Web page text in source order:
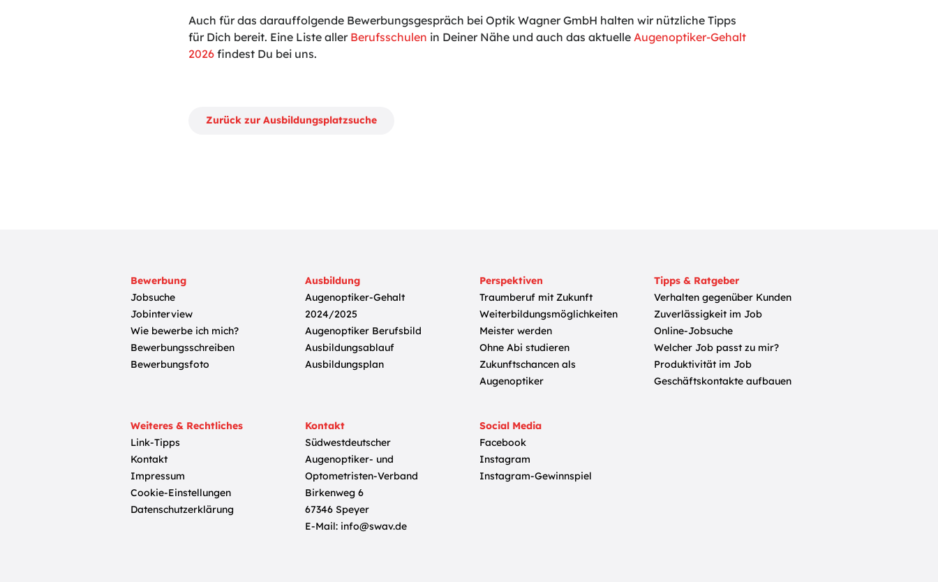
Auch für das darauffolgende Bewerbungsgespräch bei Optik Wagner GmbH halten wir nützliche Tipps
für Dich bereit. Eine Liste aller Berufsschulen in Deiner Nähe und auch das aktuelleAugenoptiker-Gehalt
2026 findest Du bei uns.
Zurück zur Ausbildungsplatzsuche
Bewerbung
Jobsuche
Jobinterview
Wie bewerbe ich mich?
Bewerbungsschreiben
Bewerbungsfoto
Ausbildung
Augenoptiker-Gehalt
2024/2025
Augenoptiker Berufsbild
Ausbildungsablauf
Ausbildungsplan
Perspektiven
Traumberuf mit Zukunft
Weiterbildungsmöglichkeiten
Meister werden
Ohne Abi studieren
Zukunftschancen als
Augenoptiker
Tipps & Ratgeber
Verhalten gegenüber Kunden
Zuverlässigkeit im Job
Online-Jobsuche
Welcher Job passt zu mir?
Produktivität im Job
Geschäftskontakte aufbauen
Weiteres & Rechtliches
Link-Tipps
Kontakt
Impressum
Cookie-Einstellungen
Datenschutzerklärung
Kontakt
Südwestdeutscher
Augenoptiker- und
Optometristen-Verband
Birkenweg 6
67346 Speyer
E-Mail: info@swav.de
Social Media
Facebook
Instagram
Instagram-Gewinnspiel